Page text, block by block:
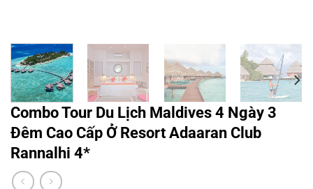
Combo Tour Du Lịch Maldives 4 Ngày 3
Đêm Cao Cấp Ở Resort Adaaran Club
Rannalhi 4*